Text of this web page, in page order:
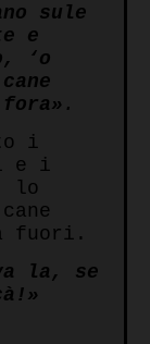
sule
e
‘o
.
i
e i
lo
fuori.
la, se